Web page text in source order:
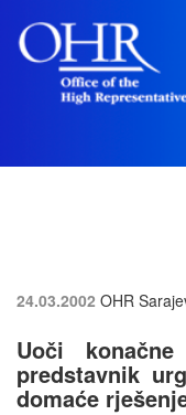
24.03.2002 OHR
Uoči
predstavnik
domaće